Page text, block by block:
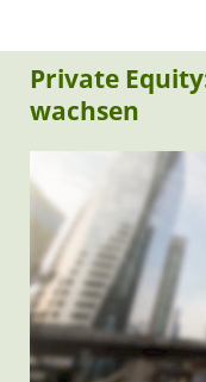
Private
wachsen